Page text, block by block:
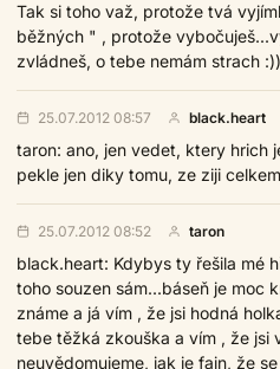
Tak si toho važ, protože tvá
běžných " , protože
zvládneš, o tebe nemám strach :))
25.07.2012 08:57 black.heart
taron: ano, jen vedet, ktery hrich
pekle jen diky tomu, ze ziji
25.07.2012 08:52 taron
black.heart: Kdybys ty řešila mé
toho souzen sám...báseň je moc
známe a já vím , že jsi hodná
tebe těžká zkouška a vím , že jsi
neuvědomujeme, jak je fajn, že